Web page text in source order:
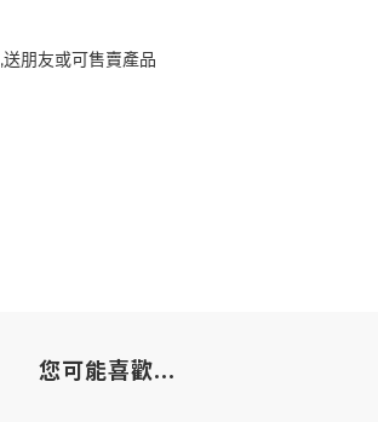
,送朋友或可售賣產品
您可能喜歡...